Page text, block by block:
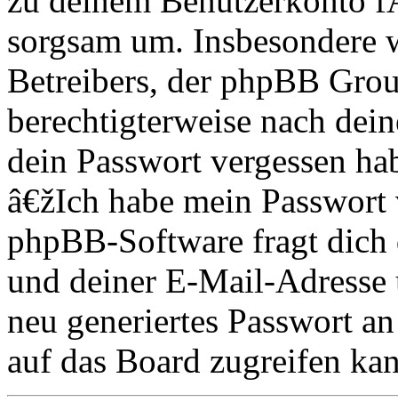
sorgsam um.
Betreibers, der phpBB
berechtigterweise nach
dein Passwort vergessen
â€žIch habe mein
phpBB-Software fragt dich
und deiner E-Mail-
neu generiertes Passwort
auf das Board zugreifen